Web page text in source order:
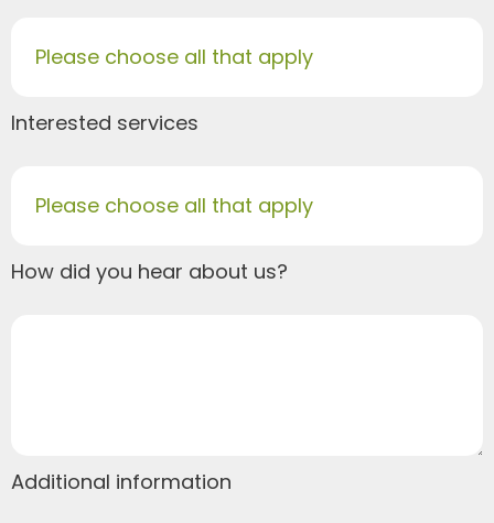
Interested services
Please choose all that apply
How did you hear about us?
Please choose all that apply
Additional information